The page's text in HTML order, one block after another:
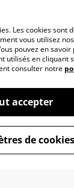
Politique de
de cookies
Les cookies sont
vous utilisez
pouvez en savoir
utilisés en cliquant
consulter notre
accepter
de cookies